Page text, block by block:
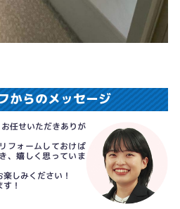
からのメッセージ
任せいただきありが
フォームしておけば
、嬉しく思っていま
しみください！
！